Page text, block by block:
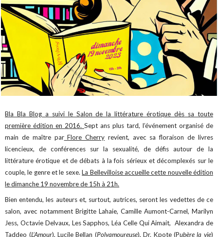
Bla Bla Blog a suivi le Salon de la littérature érotique dès sa toute
première édition en 2016.Sept ans plus tard, l’événement organisé de
main de maître parFlore Cherry revient, avec sa floraison de livres
licencieux, de conférences sur la sexualité, de défis autour de la
littérature érotique et de débats à la fois sérieux et décomplexés sur le
couple, le genre et le sexe.La Bellevilloise accueille cette nouvelle édition
le dimanche 19 novembre de 15h à 21h.
Bien entendu, les auteurs et, surtout, autrices, seront les vedettes de ce
salon, avec notamment Brigitte Lahaie, Camille Aumont-Carnel, Marilyn
Jess, Octavie Delvaux, Les Sapphos, Léa Celle Qui Aimait, Alexandra de
Taddeo (L’Amour), Lucile Bellan (Polyamoureuse), Dr. Kpote (Pubère la vie)